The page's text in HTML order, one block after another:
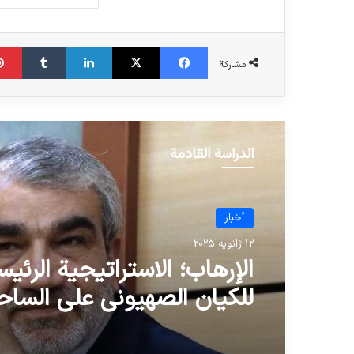
مشاركة
فیس بوک X لینکدین ‫تامبلر
الدراسة القادمة
أخبار
12 ژانویه 2025
الإرهاب؛ الاستراتيجية
أخبار
17 آوریل 2022
كيف يستفيد تجار الأسلحة
الأمريكيون من التهديد